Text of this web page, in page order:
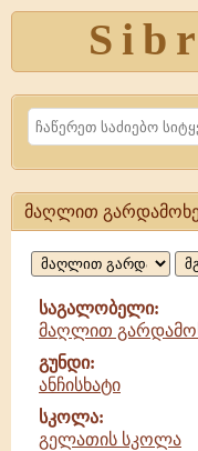
Search
მაღლით
გარდამოხედ,
საგალობელი
მაღლით
საგალობელი:
მაღლით
გუნდი:
ანჩისხატი
სკოლა:
გელათის სკოლა